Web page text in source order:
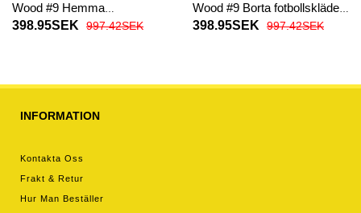
Wood #9 Hemma
fotbollskläder VM 2026
398.95SEK 997.42SEK
Wood #9 Borta fotbollskläder
VM 2026 Kortärmad
398.95SEK 997.42SEK
INFORMATION
Kontakta Oss
Frakt & Retur
Hur Man Beställer